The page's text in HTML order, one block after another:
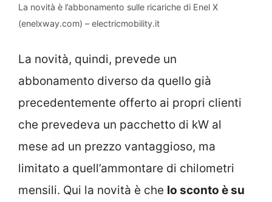
La novità è l’abbonamento sulle ricariche di Enel X
(enelxway.com) – electricmobility.it
La novità, quindi, prevede un
abbonamento diverso da quello già
precedentemente offerto ai propri clienti
che prevedeva un pacchetto di kW al
mese ad un prezzo vantaggioso, ma
limitato a quell’ammontare di chilometri
mensili. Qui la novità è che lo sconto è su